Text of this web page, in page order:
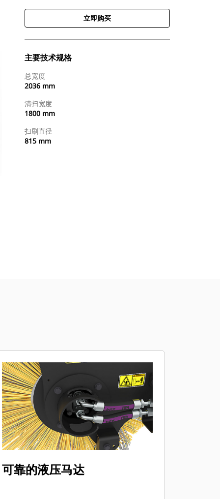
立即购买
主要技术规格
总宽度
2036 mm
清扫宽度
1800 mm
扫刷直径
815 mm
可靠的液压马达